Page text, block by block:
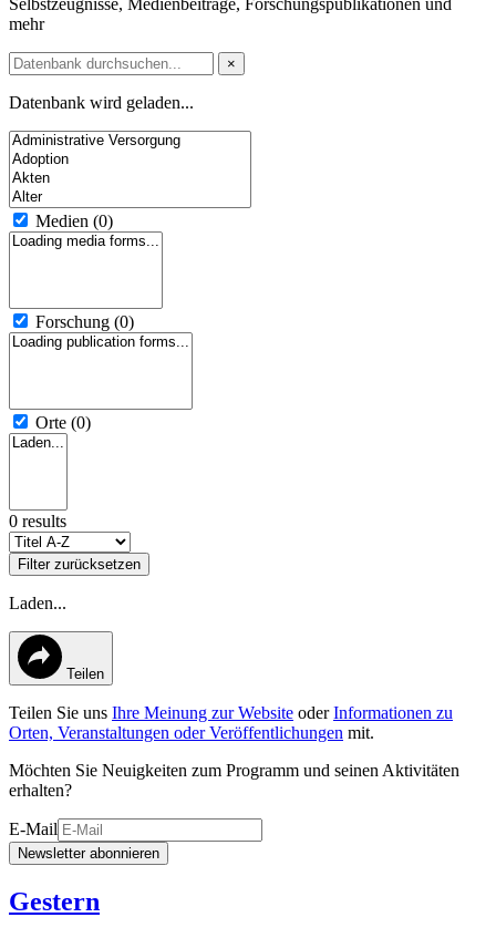
Selbstzeugnisse, Medienbeiträge, Forschungspublikationen und
mehr
×
Datenbank wird geladen...
Medien (0)
Forschung (0)
Orte (0)
0 results
Filter zurücksetzen
Laden...
Teilen
Teilen Sie uns Ihre Meinung zur Website oderInformationen zu
Orten, Veranstaltungen oder Veröffentlichungen mit.
Möchten Sie Neuigkeiten zum Programm und seinen Aktivitäten
erhalten?
E-Mail
Newsletter abonnieren
Gestern